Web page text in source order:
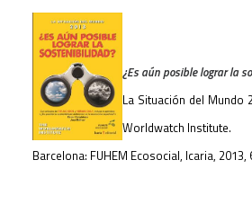
¿Es aún posible lograr la
La Situación del Mundo
Worldwatch Institute.
Barcelona: FUHEM Ecosocial, Icaria, 2013,